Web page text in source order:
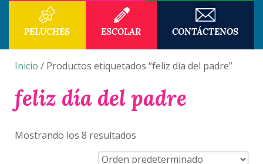
PELUCHES ESCOLAR CONTÁCTENOS
Inicio / Productos etiquetados “feliz día del padre”
feliz día del padre
Mostrando los 8 resultados